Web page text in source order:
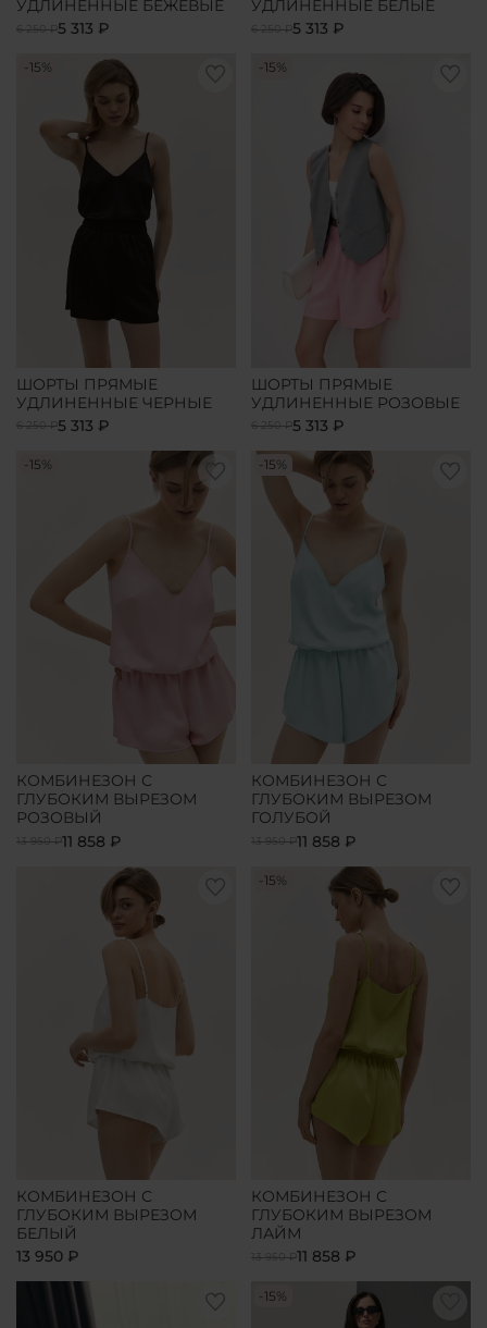
УДЛИНЕННЫЕ БЕЖЕВЫЕ
6 250 ₽5 313 ₽
УДЛИНЕННЫЕ БЕЛЫЕ
6 250 ₽5 313 ₽
-15%
ШОРТЫ ПРЯМЫЕ
УДЛИНЕННЫЕ ЧЕРНЫЕ
6 250 ₽5 313 ₽
-15%
ШОРТЫ ПРЯМЫЕ
УДЛИНЕННЫЕ РОЗОВЫЕ
6 250 ₽5 313 ₽
-15%
КОМБИНЕЗОН С
ГЛУБОКИМ ВЫРЕЗОМ
РОЗОВЫЙ
13 950 ₽11 858 ₽
-15%
КОМБИНЕЗОН С
ГЛУБОКИМ ВЫРЕЗОМ
ГОЛУБОЙ
13 950 ₽11 858 ₽
КОМБИНЕЗОН С
ГЛУБОКИМ ВЫРЕЗОМ
БЕЛЫЙ
13 950 ₽
-15%
КОМБИНЕЗОН С
ГЛУБОКИМ ВЫРЕЗОМ
ЛАЙМ
13 950 ₽11 858 ₽
-15%